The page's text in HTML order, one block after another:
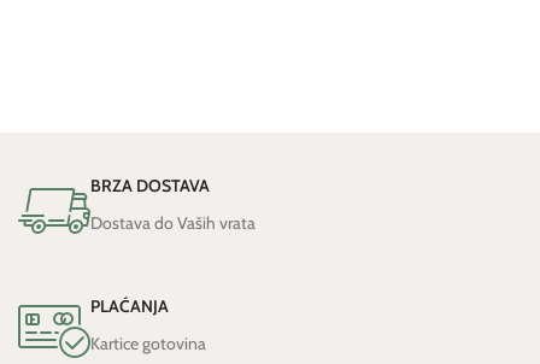
BRZA DOSTAVA
Dostava do Vaših vrata
PLAĆANJA
Kartice gotovina